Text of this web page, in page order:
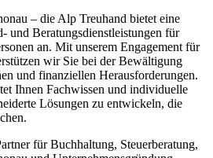
– die Alp Treuhand bietet eine
und Beratungsdienstleistungen für
an. Mit unserem Engagement für
wir Sie bei der Bewältigung
und finanziellen Herausforderungen.
Ihnen Fachwissen und individuelle
Lösungen zu entwickeln, die
für Buchhaltung, Steuerberatung,